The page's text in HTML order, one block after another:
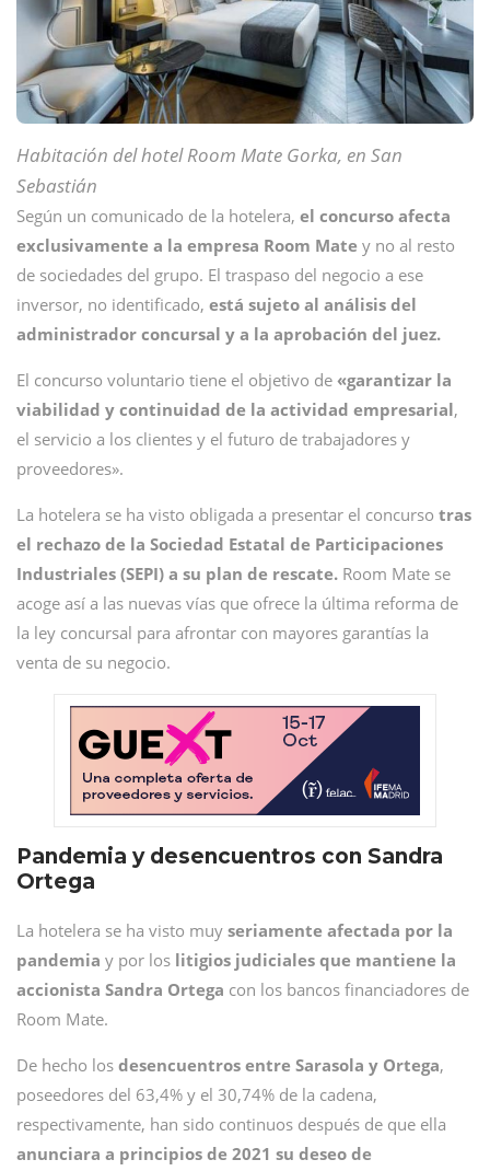
Habitación del hotel Room Mate Gorka, en San
Sebastián
Según un comunicado de la hotelera, el concurso afecta
exclusivamente a la empresa Room Mate y no al resto
de sociedades del grupo. El traspaso del negocio a ese
inversor, no identificado, está sujeto al análisis del
administrador concursal y a la aprobación del juez.
El concurso voluntario tiene el objetivo de «garantizar la
viabilidad y continuidad de la actividad empresarial,
el servicio a los clientes y el futuro de trabajadores y
proveedores».
La hotelera se ha visto obligada a presentar el concurso tras
el rechazo de la Sociedad Estatal de Participaciones
Industriales (SEPI) a su plan de rescate. Room Mate se
acoge así a las nuevas vías que ofrece la última reforma de
la ley concursal para afrontar con mayores garantías la
venta de su negocio.
Pandemia y desencuentros con Sandra
Ortega
La hotelera se ha visto muy seriamente afectada por la
pandemia y por los litigios judiciales que mantiene la
accionista Sandra Ortega con los bancos financiadores de
Room Mate.
De hecho los desencuentros entre Sarasola y Ortega,
poseedores del 63,4% y el 30,74% de la cadena,
respectivamente, han sido continuos después de que ella
anunciara a principios de 2021 su deseo de